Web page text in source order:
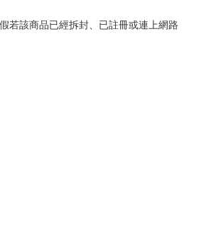
若該商品已經拆封、已註冊或連上網路